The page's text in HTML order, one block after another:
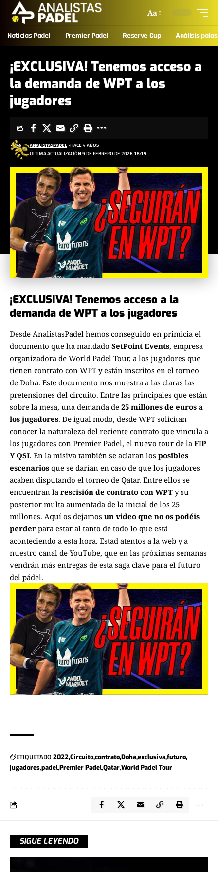
Aa
Noticias Padel Premier Padel Reserve Cup Análisis palas
¡EXCLUSIVA! Tenemos acceso a
la demanda de WPT a los
jugadores
ÚLTIMA ACTUALIZACIÓN 9 DE FEBRERO DE 2026 18:19
ANALISTASPADEL HACE 4 AÑOS
¡EXCLUSIVA! Tenemos acceso a la
demanda de WPT a los jugadores
Desde AnalistasPadel hemos conseguido en primicia el
documento que ha mandado SetPoint Events, empresa
organizadora de World Padel Tour, a los jugadores que
tienen contrato con WPT y están inscritos en el torneo
de Doha. Este documento nos muestra a las claras las
pretensiones del circuito. Entre las principales que están
sobre la mesa, una demanda de 25 millones de euros a
los jugadores. De igual modo, desde WPT solicitan
conocer la naturaleza del reciente contrato que vincula a
los jugadores con Premier Padel, el nuevo tour de la FIP
Y QSI. En la misiva también se aclaran los posibles
escenarios que se darían en caso de que los jugadores
acaben disputando el torneo de Qatar. Entre ellos se
encuentran la rescisión de contrato con WPT y su
posterior multa aumentada de la inicial de los 25
millones. Aquí os dejamos un video que no os podéis
perder para estar al tanto de todo lo que está
aconteciendo a esta hora. Estad atentos a la web y a
nuestro canal de YouTube, que en las próximas semanas
vendrán más entregas de esta saga clave para el futuro
del pádel.
ETIQUETADO 2022CircuitocontratoDohaexclusivafuturo
jugadorespadelPremier PadelQatarWorld Padel Tour
SIGUE LEYENDO